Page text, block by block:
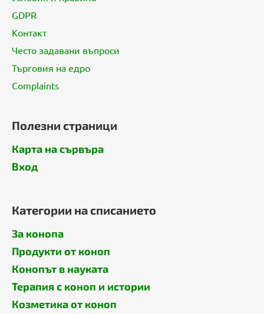
GDPR
Контакт
Често задавани въпроси
Търговия на едро
Complaints
Полезни страници
Карта на сървъра
Вход
Категории на списанието
За конопа
Продукти от коноп
Конопът в науката
Терапия с коноп и истории
Козметика от коноп